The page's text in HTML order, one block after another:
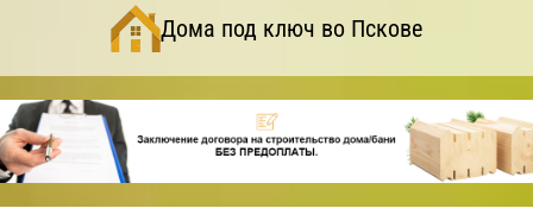
Дома под ключ во Пскове